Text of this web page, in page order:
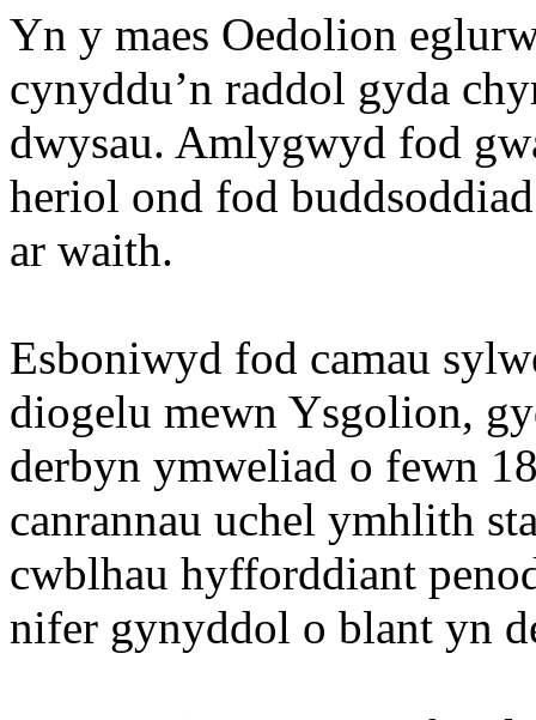
Yn y maes Oedolion
cynyddu’n raddol gyda
dwysau. Amlygwyd fod
heriol ond fod
ar waith.
Esboniwyd fod camau
diogelu mewn Ysgolion,
derbyn ymweliad o fewn
canrannau uchel ymhlith
cwblhau hyfforddiant
nifer gynyddol o blant yn